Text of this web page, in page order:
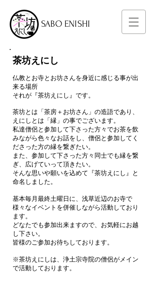
​茶坊えにし
仏教とお寺とお坊さんを身近に感じる事が出
来る場所
それが『茶坊えにし』です。
茶坊とは「茶房＋お坊さん」の造語であり、
えにしとは「縁」の事でございます。
私達僧侶と参加して下さった方々でお茶を飲
みながら色々なお話をし、僧侶と参加してく
ださった方の縁を繋ぎたい。
また、参加して下さった方々同士でも縁を繋
ぎ、広げていって頂きたい。
そんな思いや願いを込めて『茶坊えにし』と
命名しました。
基本毎月最終土曜日に、浅草近辺のお寺で
様々なイベントを併催しながら活動しており
ます。
どなたでも参加出来ますので、お気軽にお越
し下さい。
皆様のご参加お待ちしております。
※茶坊えにしは、浄土宗寺院の僧侶がメイン
で活動しております。
SABO ENISHI